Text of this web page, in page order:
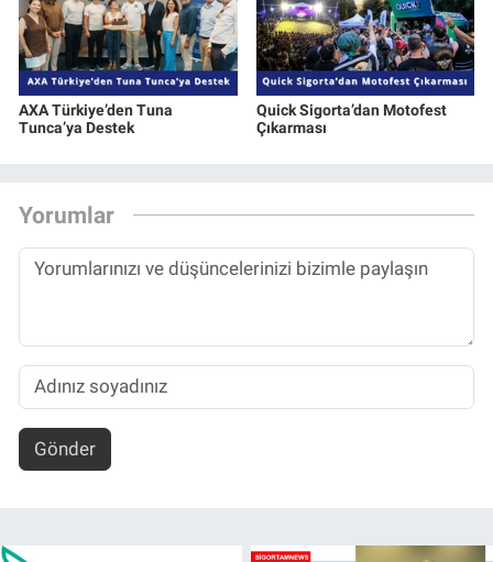
AXA Türkiye’den Tuna
Tunca’ya Destek
Quick Sigorta’dan Motofest
Çıkarması
Yorumlar
Gönder